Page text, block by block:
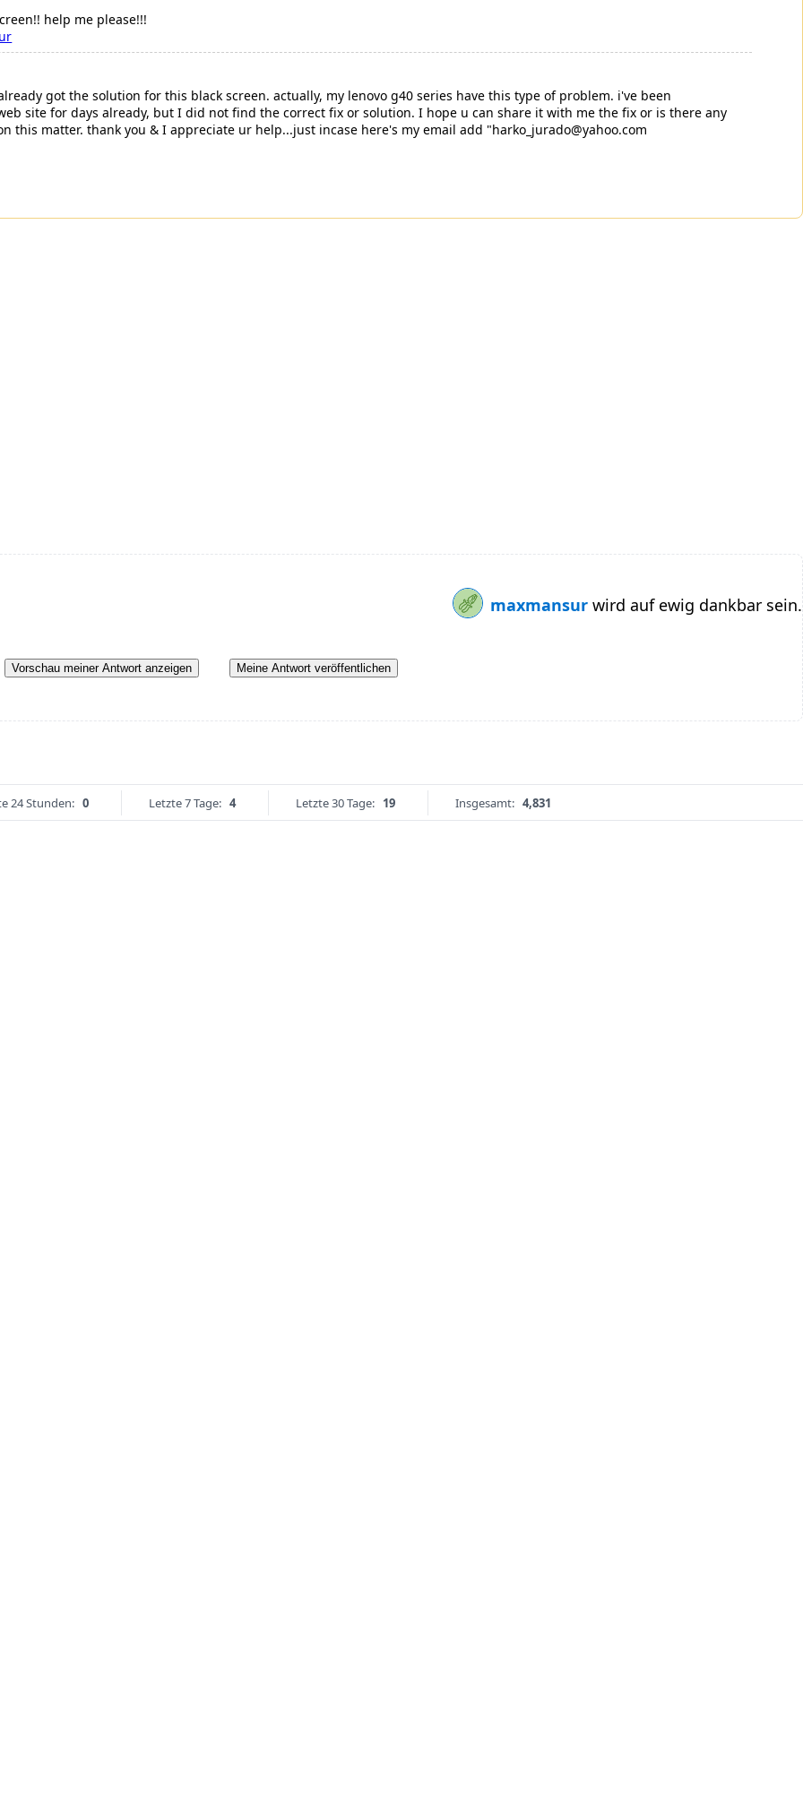
help me please!!!
got the solution for this black screen. actually, my lenovo g40 series have this type of problem. i've been
site for days already, but I did not find the correct fix or solution. I hope u can share it with me the fix or is there any
this matter. thank you & I appreciate ur help...just incase here's my email add "harko_jurado@yahoo.com
maxmansur wird auf ewig dankbar sein.
Vorschau meiner Antwort anzeigen Meine Antwort veröffentlichen
24 Stunden: 0 Letzte 7 Tage: 4 Letzte 30 Tage: 19 Insgesamt: 4,831